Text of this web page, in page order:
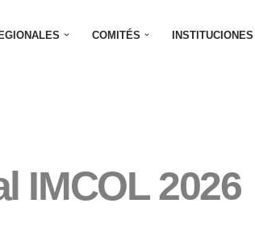
COMITÉS INSTITUCIONES
IMCOL 2026